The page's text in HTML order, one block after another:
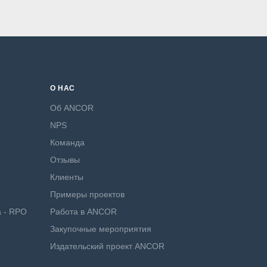
- RPO
О НАС
Об ANCOR
NPS
Команда
Отзывы
Клиенты
Примеры проектов
Работа в ANCOR
Закупочные мероприятия
Издательский проект ANCOR